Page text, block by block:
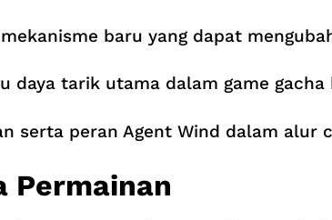
baru yang dapat
tarik utama dalam game
serta peran Agent Wind dalam alur
Permainan